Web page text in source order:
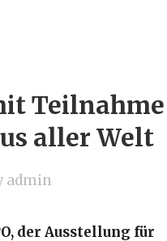
Teilnahme
aller Welt
admin
der Ausstellung für